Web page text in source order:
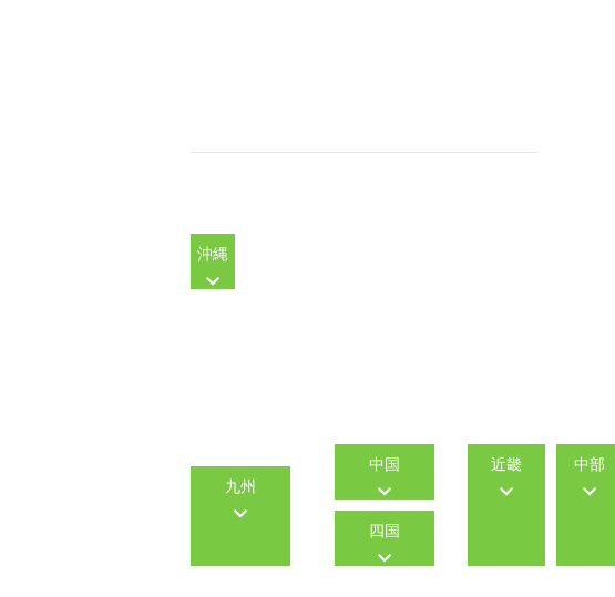
中部
近畿
中国
四国
九州
沖縄